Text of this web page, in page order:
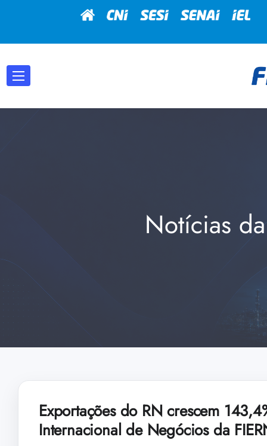
Notícias
Exportações do RN crescem
Internacional de Negócios da